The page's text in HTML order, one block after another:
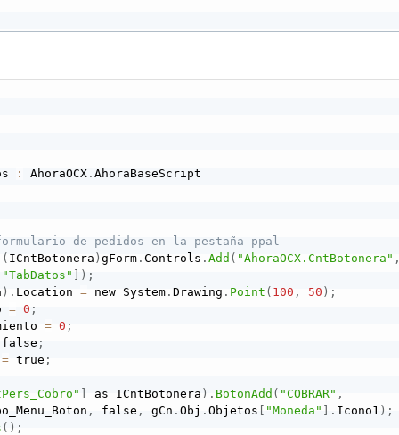
: AhoraOCX .AhoraBaseScript
de pedidos en la pestaña ppal
( ICntBotonera )gForm .Controls .Add ( "AhoraOCX.CntBotonera"
"TabDatos" ) ;
) . Location = new System .Drawing . Point ( 100 , 50 ) ;
= 0 ;
= 0 ;
;
= true ;
as ICntBotonera ) . BotonAdd ( "COBRAR" ,
, false , gCn .Obj .Objetos "Moneda" . Icono1 ) ;
( ) ;